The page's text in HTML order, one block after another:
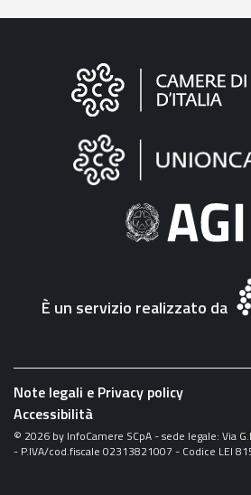
Informazioni
"Fattura
Elettronica"
È un servizio realizzato da
Note legali e Privacy policy
Accessibilità
© 2026 by InfoCamere SCpA - sede legale: Via
- P.IVA/cod.fiscale 02313821007 - Codice LEI